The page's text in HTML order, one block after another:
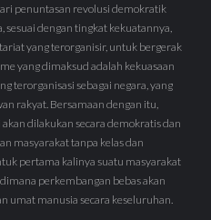
penuntasan revolusi demokratik
dengan tingkat kekuatannya,
yang terorganisir, untuk bergerak
yang dimaksud adalah kekuasaan
terorganisasi sebagai negara, yang
rakyat. Bersamaan dengan itu,
dilakukan secara demokratis dan
masyarakat tanpa kelas dan
pertama kalinya suatu masyarakat
perkembangan bebas akan
umat manusia secara keseluruhan.